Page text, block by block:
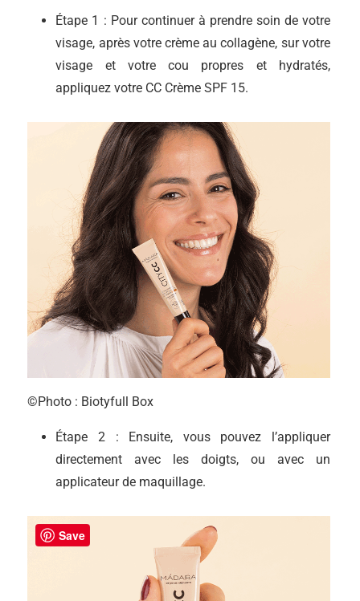
Étape 1 : Pour continuer à prendre soin de votre
visage, après votre crème au collagène, sur votre
visage et votre cou propres et hydratés,
appliquez votre CC Crème SPF 15.
©Photo : Biotyfull Box
Étape 2 : Ensuite, vous pouvez l’appliquer
directement avec les doigts, ou avec un
applicateur de maquillage.
Save